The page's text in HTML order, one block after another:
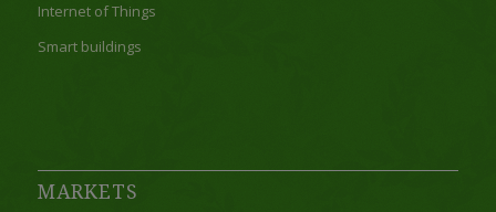
Internet of Things
Smart buildings
MARKETS